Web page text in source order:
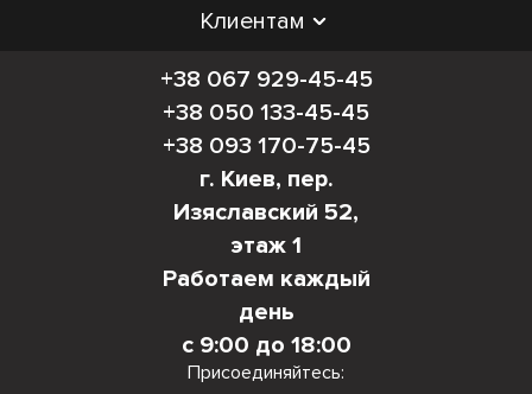
Клиентам
+38 067 929-45-45
+38 050 133-45-45
+38 093 170-75-45
г. Киев, пер.
Изяславский 52,
этаж 1
Работаем каждый
день
с 9:00 до 18:00
Присоединяйтесь: